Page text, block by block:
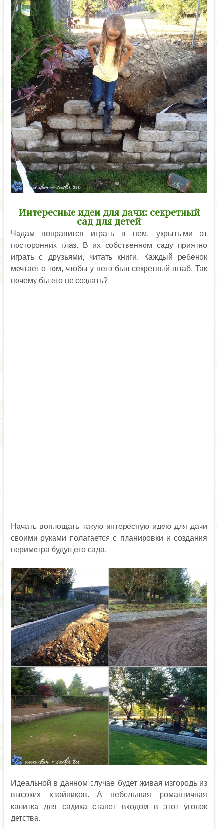
Интересные идеи для дачи: секретный
сад для детей
Чадам понравится играть в нем, укрытыми от
посторонних глаз. В их собственном саду приятно
играть с друзьями, читать книги. Каждый ребенок
мечтает о том, чтобы у него был секретный штаб. Так
почему бы его не создать?
Начать воплощать такую интересную идею для дачи
своими руками полагается с планировки и создания
периметра будущего сада.
Идеальной в данном случае будет живая изгородь из
высоких хвойников. А небольшая романтичная
калитка для садика станет входом в этот уголок
детства.